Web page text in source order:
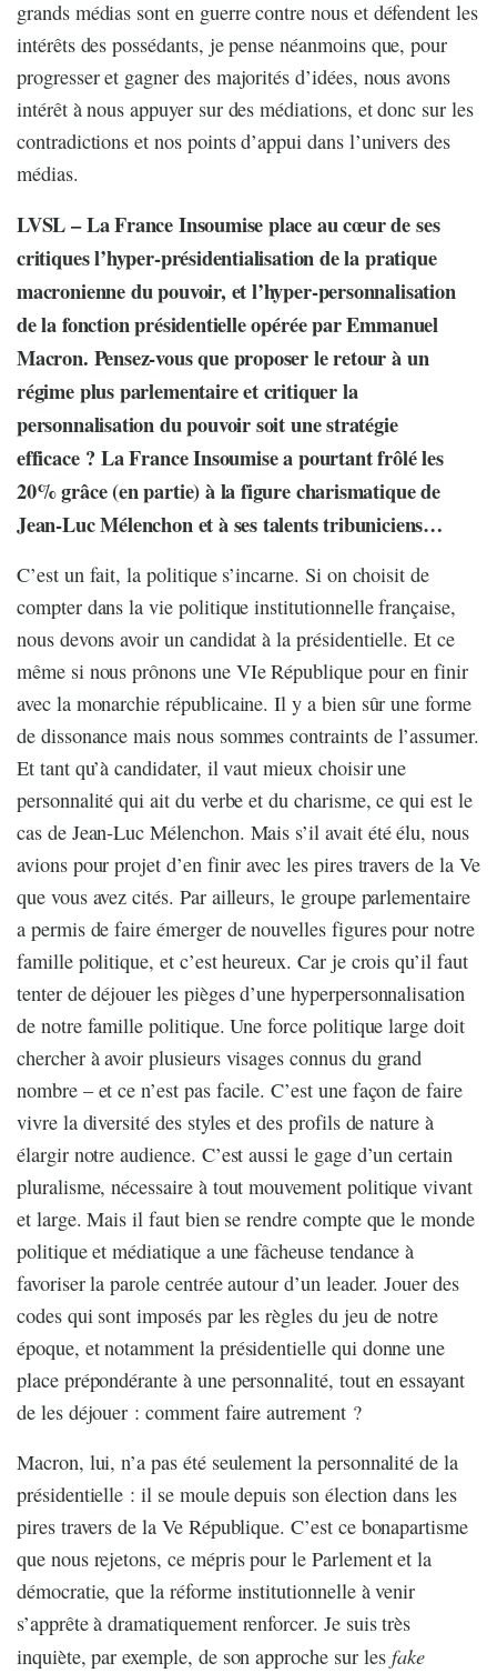
grands médias sont en guerre contre nous et défendent les
intérêts des possédants, je pense néanmoins que, pour
progresser et gagner des majorités d’idées, nous avons
intérêt à nous appuyer sur des médiations, et donc sur les
contradictions et nos points d’appui dans l’univers des
médias.
LVSL – La France Insoumise place au cœur de ses
critiques l’hyper-présidentialisation de la pratique
macronienne du pouvoir, et l’hyper-personnalisation
de la fonction présidentielle opérée par Emmanuel
Macron. Pensez-vous que proposer le retour à un
régime plus parlementaire et critiquer la
personnalisation du pouvoir soit une stratégie
efficace ? La France Insoumise a pourtant frôlé les
20% grâce (en partie) à la figure charismatique de
Jean-Luc Mélenchon et à ses talents tribuniciens…
C’est un fait, la politique s’incarne. Si on choisit de
compter dans la vie politique institutionnelle française,
nous devons avoir un candidat à la présidentielle. Et ce
même si nous prônons une VIe République pour en finir
avec la monarchie républicaine. Il y a bien sûr une forme
de dissonance mais nous sommes contraints de l’assumer.
Et tant qu’à candidater, il vaut mieux choisir une
personnalité qui ait du verbe et du charisme, ce qui est le
cas de Jean-Luc Mélenchon. Mais s’il avait été élu, nous
avions pour projet d’en finir avec les pires travers de la Ve
que vous avez cités. Par ailleurs, le groupe parlementaire
a permis de faire émerger de nouvelles figures pour notre
famille politique, et c’est heureux. Car je crois qu’il faut
tenter de déjouer les pièges d’une hyperpersonnalisation
de notre famille politique. Une force politique large doit
chercher à avoir plusieurs visages connus du grand
nombre – et ce n’est pas facile. C’est une façon de faire
vivre la diversité des styles et des profils de nature à
élargir notre audience. C’est aussi le gage d’un certain
pluralisme, nécessaire à tout mouvement politique vivant
et large. Mais il faut bien se rendre compte que le monde
politique et médiatique a une fâcheuse tendance à
favoriser la parole centrée autour d’un leader. Jouer des
codes qui sont imposés par les règles du jeu de notre
époque, et notamment la présidentielle qui donne une
place prépondérante à une personnalité, tout en essayant
de les déjouer : comment faire autrement ?
Macron, lui, n’a pas été seulement la personnalité de la
présidentielle : il se moule depuis son élection dans les
pires travers de la Ve République. C’est ce bonapartisme
que nous rejetons, ce mépris pour le Parlement et la
démocratie, que la réforme institutionnelle à venir
s’apprête à dramatiquement renforcer. Je suis très
inquiète, par exemple, de son approche sur lesfake